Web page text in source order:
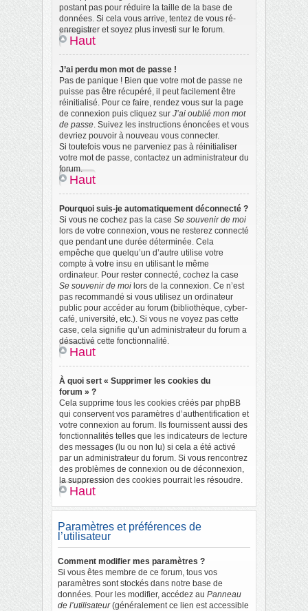
postant pas pour réduire la taille de la base de
données. Si cela vous arrive, tentez de vous ré-
enregistrer et soyez plus investi sur le forum.
Haut
J’ai perdu mon mot de passe !
Pas de panique ! Bien que votre mot de passe ne
puisse pas être récupéré, il peut facilement être
réinitialisé. Pour ce faire, rendez vous sur la page
de connexion puis cliquez sur J’ai oublié mon mot
de passe. Suivez les instructions énoncées et vous
devriez pouvoir à nouveau vous connecter.
Si toutefois vous ne parveniez pas à réinitialiser
votre mot de passe, contactez un administrateur du
forum.
Haut
Pourquoi suis-je automatiquement déconnecté ?
Si vous ne cochez pas la case Se souvenir de moi
lors de votre connexion, vous ne resterez connecté
que pendant une durée déterminée. Cela
empêche que quelqu’un d’autre utilise votre
compte à votre insu en utilisant le même
ordinateur. Pour rester connecté, cochez la case
Se souvenir de moi lors de la connexion. Ce n’est
pas recommandé si vous utilisez un ordinateur
public pour accéder au forum (bibliothèque, cyber-
café, université, etc.). Si vous ne voyez pas cette
case, cela signifie qu’un administrateur du forum a
désactivé cette fonctionnalité.
Haut
À quoi sert « Supprimer les cookies du
forum » ?
Cela supprime tous les cookies créés par phpBB
qui conservent vos paramètres d’authentification et
votre connexion au forum. Ils fournissent aussi des
fonctionnalités telles que les indicateurs de lecture
des messages (lu ou non lu) si cela a été activé
par un administrateur du forum. Si vous rencontrez
des problèmes de connexion ou de déconnexion,
la suppression des cookies pourrait les résoudre.
Haut
Paramètres et préférences de
l’utilisateur
Comment modifier mes paramètres ?
Si vous êtes membre de ce forum, tous vos
paramètres sont stockés dans notre base de
données. Pour les modifier, accédez au Panneau
de l’utilisateur(généralement ce lien est accessible